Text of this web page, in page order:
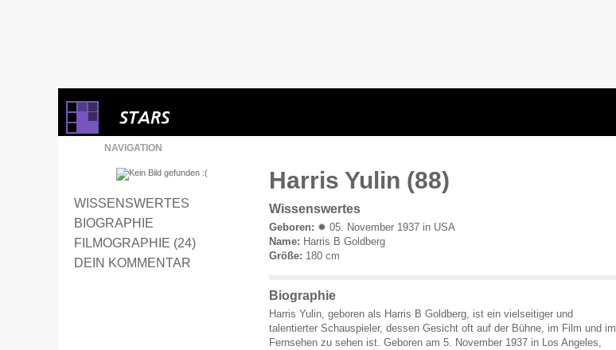
NAVIGATION
WISSENSWERTES
BIOGRAPHIE
FILMOGRAPHIE (24)
DEIN KOMMENTAR
Harris Yulin (88)
Wissenswertes
Geboren: ✹ 05. November 1937 in USA
Name: Harris B Goldberg
Größe: 180 cm
Biographie
Harris Yulin, geboren als Harris B Goldberg, ist ein vielseitiger und
talentierter Schauspieler, dessen Gesicht oft auf der Bühne, im Film und im
Fernsehen zu sehen ist. Geboren am 5. November 1937 in Los Angeles,